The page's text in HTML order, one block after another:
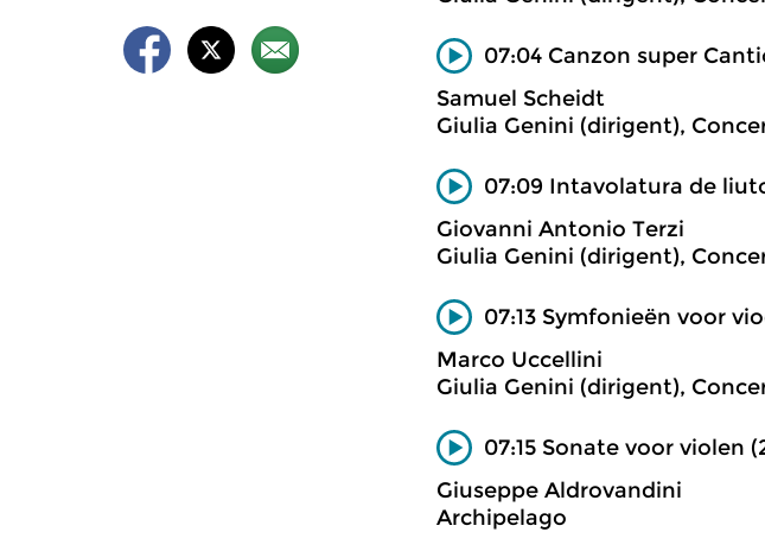
07:04 Canzon super
Samuel Scheidt
Giulia Genini (dirigent),
07:09 Intavolatura de
Giovanni Antonio Terzi
Giulia Genini (dirigent),
07:13 Symfonieën voor
Marco Uccellini
Giulia Genini (dirigent),
07:15 Sonate voor violen
Giuseppe Aldrovandini
Archipelago